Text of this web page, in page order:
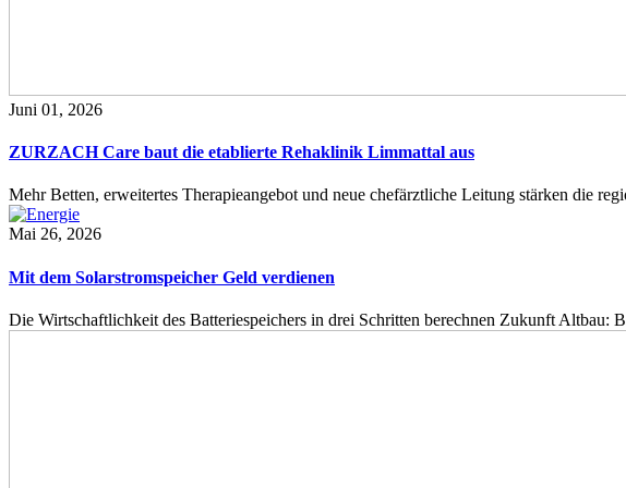
Juni 01, 2026
ZURZACH Care baut die etablierte Rehaklinik Limmattal aus
Mehr Betten, erweitertes Therapieangebot und neue chefärztliche Leitung stärken die
Mai 26, 2026
Mit dem Solarstromspeicher Geld verdienen
Die Wirtschaftlichkeit des Batteriespeichers in drei Schritten berechnen Zukunft Altbau: